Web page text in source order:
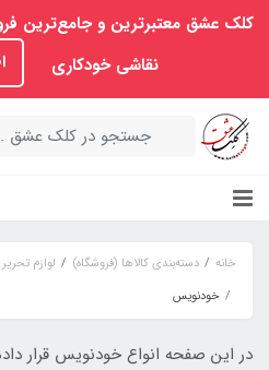
کلک عشق معتبرترین و جامع‌ترین
نقاشی خودکاری
خانه دسته‌بندی کالاها (فروشگاه) لوازم
خودنویس
در این صفحه انواع خودنویس قرار